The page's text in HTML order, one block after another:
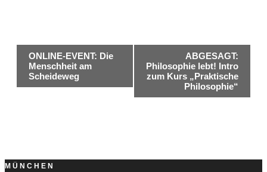
Veranstaltung-
Navigation
ONLINE-EVENT: Die
Menschheit am
Scheideweg
ABGESAGT:
Philosophie lebt! Intro
zum Kurs „Praktische
Philosophie“
MÜNCHEN